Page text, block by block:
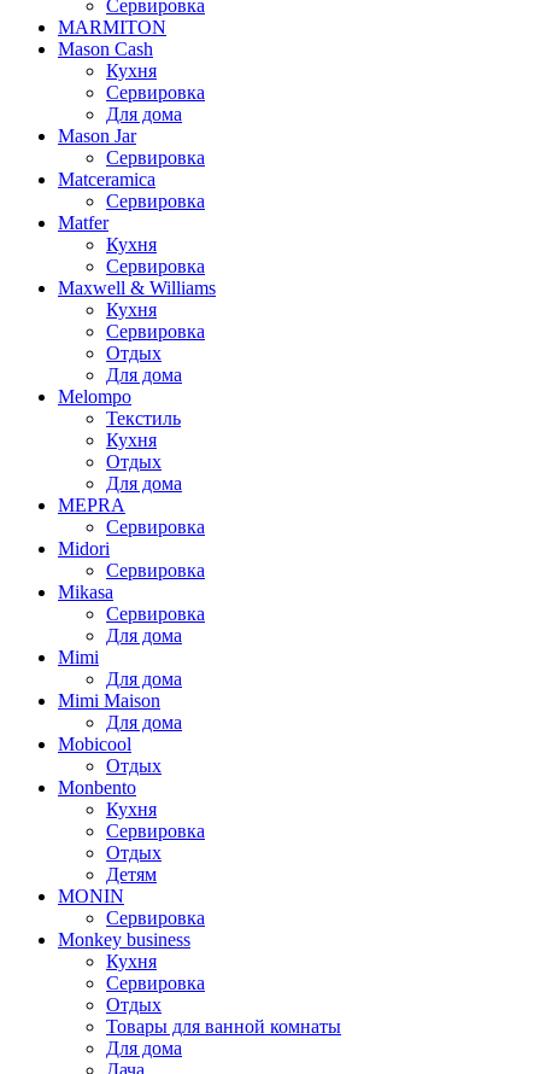
Сервировка
MARMITON
Mason Cash
Кухня
Сервировка
Для дома
Mason Jar
Сервировка
Matceramica
Сервировка
Matfer
Кухня
Сервировка
Maxwell & Williams
Кухня
Сервировка
Отдых
Для дома
Melompo
Текстиль
Кухня
Отдых
Для дома
MEPRA
Сервировка
Midori
Сервировка
Mikasa
Сервировка
Для дома
Mimi
Для дома
Mimi Maison
Для дома
Mobicool
Отдых
Monbento
Кухня
Сервировка
Отдых
Детям
MONIN
Сервировка
Monkey business
Кухня
Сервировка
Отдых
Товары для ванной комнаты
Для дома